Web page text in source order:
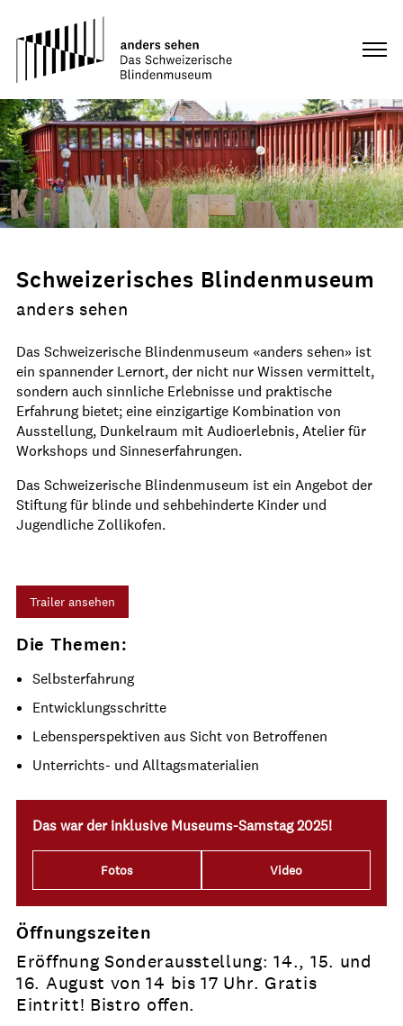
Schweizerisches Blindenmuseum
anders sehen
Das Schweizerische Blindenmuseum «anders sehen» ist
ein spannender Lernort, der nicht nur Wissen vermittelt,
sondern auch sinnliche Erlebnisse und praktische
Erfahrung bietet; eine einzigartige Kombination von
Ausstellung, Dunkelraum mit Audioerlebnis, Atelier für
Workshops und Sinneserfahrungen.
Das Schweizerische Blindenmuseum ist ein Angebot der
Stiftung für blinde und sehbehinderte Kinder und
Jugendliche Zollikofen.
Trailer ansehen
Die Themen:
Selbsterfahrung
Entwicklungsschritte
Lebensperspektiven aus Sicht von Betroffenen
Unterrichts- und Alltagsmaterialien
Das war der inklusive Museums-Samstag 2025!
Fotos Video
Öffnungszeiten
Eröffnung Sonderausstellung: 14., 15. und
16. August von 14 bis 17 Uhr. Gratis
Eintritt! Bistro offen.